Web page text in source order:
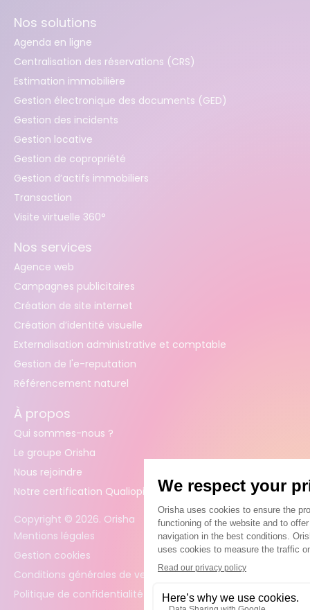
Nos solutions
Agenda en ligne
Centralisation des réservations (CRS)
Estimation immobilière
Gestion électronique des documents (GED)
Gestion des incidents
Gestion locative
Gestion de copropriété
Gestion d’actifs immobiliers
Transaction
Visite virtuelle 360°
Nos services
Agence web
Campagnes publicitaires
Création de site internet
Création d’identité visuelle
Externalisation administrative et comptable
Gestion de l'e-reputation
Référencement naturel
À propos
Qui sommes-nous ?
Le groupe Orisha
Nous rejoindre
Notre certification Qualiopi
Copyright © 2026. Orisha
Mentions légales
Gestion cookies
Conditions générales de vente
Politique de confidentialité des données